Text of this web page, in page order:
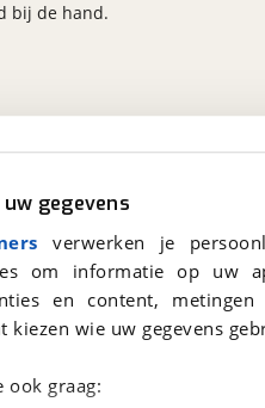
gegevens
verwerken je
om informatie op
en content,
wie uw gegevens
ook graag:
bij de hand.
Privacyverklaring